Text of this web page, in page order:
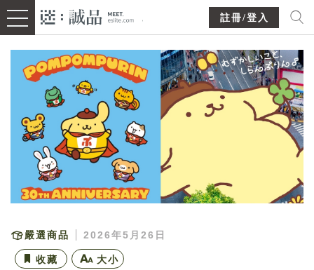
註冊/登入
嚴選商品 2026年5月26日
收藏 大小